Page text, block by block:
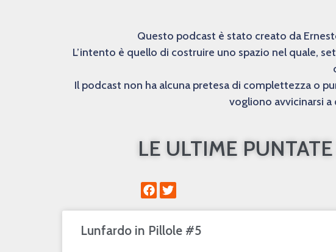
Questo podcast è stato creato da
L’intento è quello di costruire uno spazio nel quale,
Il podcast non ha alcuna pretesa di complettezza o
vogliono avvicinarsi
LE ULTIME
Lunfardo in Pillole #5